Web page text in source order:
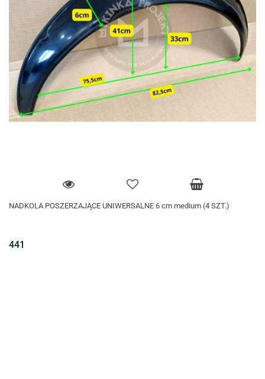
NADKOLA POSZERZAJĄCE UNIWERSALNE 6 cm medium (4 SZT.)
441